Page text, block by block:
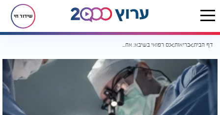
שידור חי
דף הבית בריאות נס רפואי בשיבא: אחרי לב מלאכותי - עבר בהצלחה השתלת לב אנושי